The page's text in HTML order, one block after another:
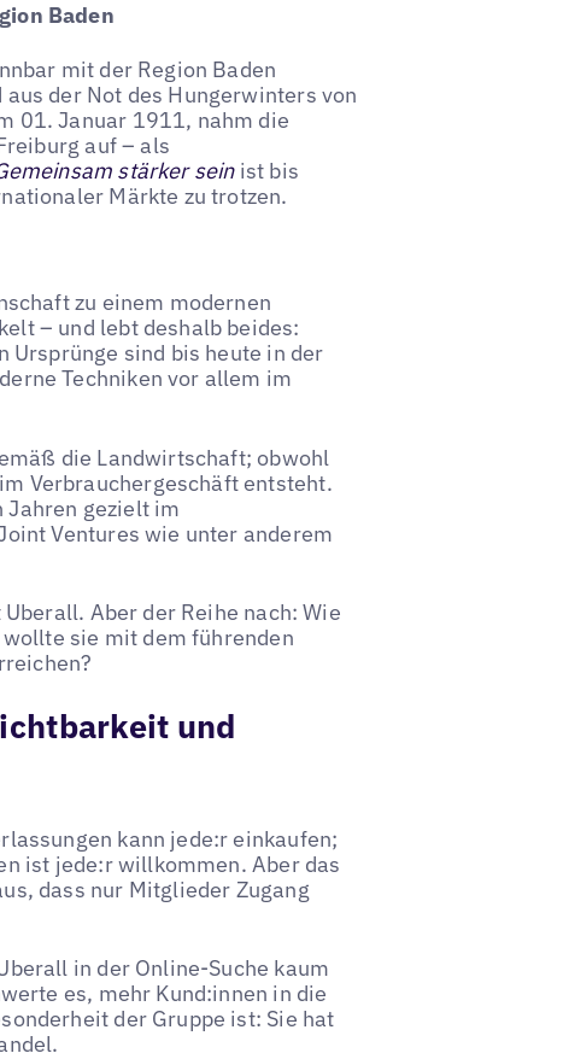
Baden
mit der Region Baden
der Not des Hungerwinters von
01. Januar 1911, nahm die
auf – als
stärker seinist bis
Märkte zu trotzen.
zu einem modernen
– und lebt deshalb beides:
Ursprünge sind bis heute in der
Techniken vor allem im
die Landwirtschaft; obwohl
Verbrauchergeschäft entsteht.
Jahren gezielt im
Ventures wie unter anderem
Aber der Reihe nach: Wie
sie mit dem führenden
und
kann jede:r einkaufen;
ist jede:r willkommen. Aber das
dass nur Mitglieder Zugang
in der Online-Suche kaum
es, mehr Kund:innen in die
der Gruppe ist: Sie hat